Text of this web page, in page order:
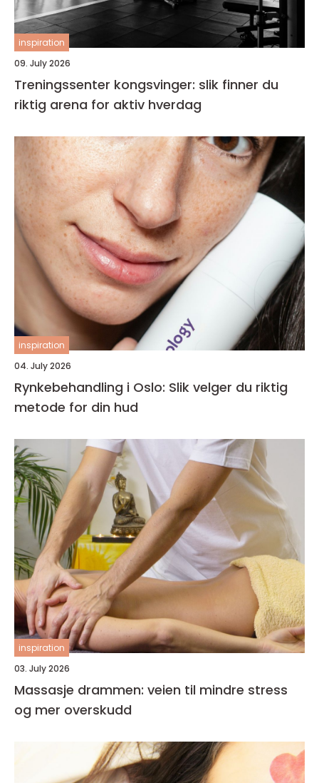
inspiration
09. July 2026
Treningssenter kongsvinger: slik finner du
riktig arena for aktiv hverdag
inspiration
04. July 2026
Rynkebehandling i Oslo: Slik velger du riktig
metode for din hud
inspiration
03. July 2026
Massasje drammen: veien til mindre stress
og mer overskudd